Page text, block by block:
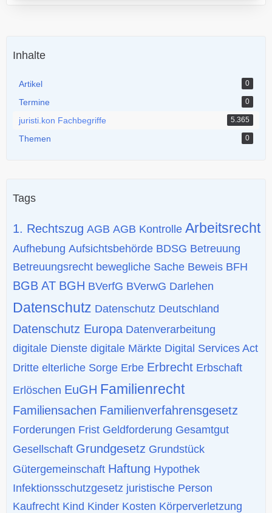
Inhalte
Artikel 0
Termine 0
juristi.kon Fachbegriffe 5.365
Themen 0
Tags
1. Rechtszug AGB AGB Kontrolle Arbeitsrecht
Aufhebung Aufsichtsbehörde BDSG Betreuung
Betreuungsrecht bewegliche Sache Beweis BFH
BGB AT BGH BVerfG BVerwG Darlehen
Datenschutz Datenschutz Deutschland
Datenschutz Europa Datenverarbeitung
digitale Dienste digitale Märkte Digital Services Act
Dritte elterliche Sorge Erbe Erbrecht Erbschaft
Erlöschen EuGH Familienrecht
Familiensachen Familienverfahrensgesetz
Forderungen Frist Geldforderung Gesamtgut
Gesellschaft Grundgesetz Grundstück
Gütergemeinschaft Haftung Hypothek
Infektionsschutzgesetz juristische Person
Kaufrecht Kind Kinder Kosten Körperverletzung